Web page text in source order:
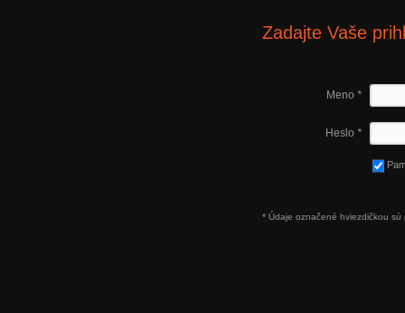
Zadajte Vaše
Meno *
Heslo *
* Údaje označené hviezdičkou sú